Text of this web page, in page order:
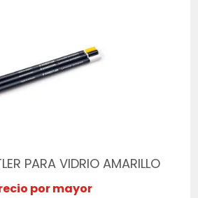
PARA VIDRIO AMARILLO
por mayor